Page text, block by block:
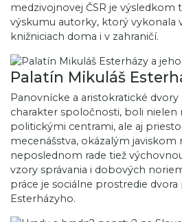
medzivojnovej ČSR je
výskumu autorky, ktorý vykonala
knižniciach doma i v zahraničí.
Palatín Mikuláš
Panovnícke a aristokratické
charakter spoločnosti, boli nielen
politickými centrami, ale aj
mecenášstva, okázalým javiskom
neposlednom rade tiež
vzory správania i dobových
práce je sociálne prostredie dvora
Esterházyho.